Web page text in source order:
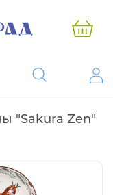
"Sakura Zen"